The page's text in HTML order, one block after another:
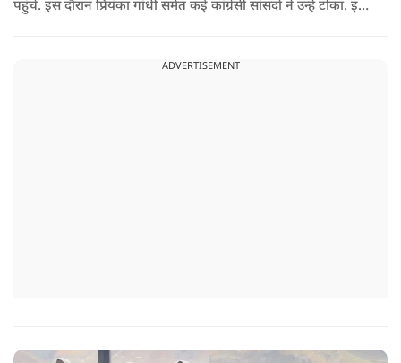
पहुंचे. इस दौरान प्रियंका गांधी समेत कई कांग्रेसी सांसदों ने उन्हें टोका. इस
ADVERTISEMENT